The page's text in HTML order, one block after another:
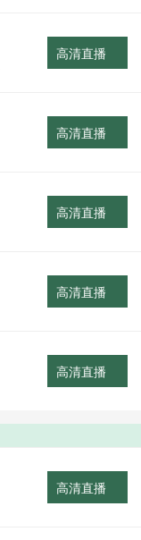
高清直播
高清直播
高清直播
高清直播
高清直播
高清直播